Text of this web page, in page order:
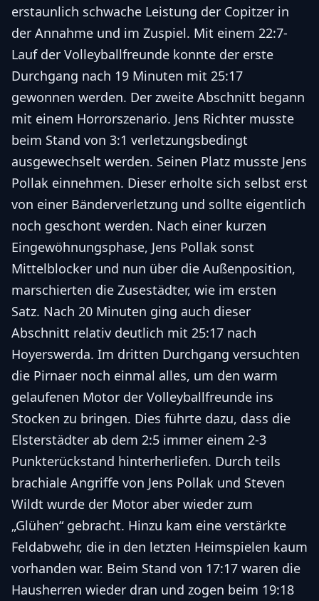
erstaunlich schwache Leistung der Copitzer in
der Annahme und im Zuspiel. Mit einem 22:7-
Lauf der Volleyballfreunde konnte der erste
Durchgang nach 19 Minuten mit 25:17
gewonnen werden. Der zweite Abschnitt begann
mit einem Horrorszenario. Jens Richter musste
beim Stand von 3:1 verletzungsbedingt
ausgewechselt werden. Seinen Platz musste Jens
Pollak einnehmen. Dieser erholte sich selbst erst
von einer Bänderverletzung und sollte eigentlich
noch geschont werden. Nach einer kurzen
Eingewöhnungsphase, Jens Pollak sonst
Mittelblocker und nun über die Außenposition,
marschierten die Zusestädter, wie im ersten
Satz. Nach 20 Minuten ging auch dieser
Abschnitt relativ deutlich mit 25:17 nach
Hoyerswerda. Im dritten Durchgang versuchten
die Pirnaer noch einmal alles, um den warm
gelaufenen Motor der Volleyballfreunde ins
Stocken zu bringen. Dies führte dazu, dass die
Elsterstädter ab dem 2:5 immer einem 2-3
Punkterückstand hinterherliefen. Durch teils
brachiale Angriffe von Jens Pollak und Steven
Wildt wurde der Motor aber wieder zum
„Glühen“ gebracht. Hinzu kam eine verstärkte
Feldabwehr, die in den letzten Heimspielen kaum
vorhanden war. Beim Stand von 17:17 waren die
Hausherren wieder dran und zogen beim 19:18